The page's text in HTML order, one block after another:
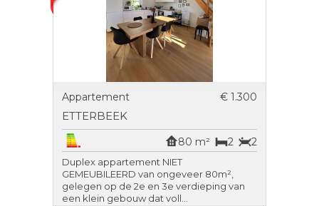
Appartement € 1.300
ETTERBEEK
2
2
80 m²
Duplex appartement NIET
GEMEUBILEERD van ongeveer 80m²,
gelegen op de 2e en 3e verdieping van
een klein gebouw dat voll...